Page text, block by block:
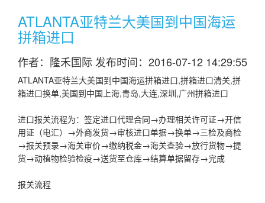
ATLANTA亚特兰大美国到中国海运
拼箱进口
作者：隆禾国际 发布时间：2016-07-12 14:29:55
ATLANTA亚特兰大美国到中国海运拼箱进口,拼箱进口清关,拼
箱进口换单,美国到中国上海,青岛,大连,深圳,广州拼箱进口
进口报关流程为：签定进口代理合同→办理相关许可证→开信
用证（电汇）→外商发货→审核进口单据→换单→三检及商检
→报关预录→海关审价→缴纳税金→海关查验→放行货物→提
货→动植物检验检疫→送货至仓库→结算单据留存→完成
报关流程